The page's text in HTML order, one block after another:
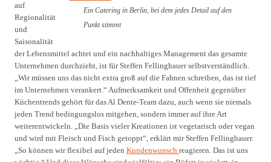
Ein Catering in Berlin, bei dem jedes Detail auf den
Punkt stimmt
auf
Regionalität
und
Saisonalität
der Lebensmittel achtet und ein nachhaltiges Management das gesamte
Unternehmen durchzieht, ist für Steffen Fellinghauer selbstverständlich.
„Wir müssen uns das nicht extra groß auf die Fahnen schreiben, das ist tief
im Unternehmen verankert.“ Aufmerksamkeit und Offenheit gegenüber
Küchentrends gehört für das Al Dente-Team dazu, auch wenn sie niemals
jeden Trend bedingungslos mitgehen, sondern immer auf ihre Art
weiterentwickeln. „Die Basis vieler Kreationen ist vegetarisch oder vegan
und wird mit Fleisch und Fisch getoppt“, erklärt mir Steffen Fellinghauer.
„So können wir flexibel auf jeden Kundenwunsch reagieren. Das ist uns